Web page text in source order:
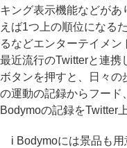
キング表示機能などがあ
えば1つ上の順位になる
るなどエンターテイメン
最近流行のTwitterと連携
ボタンを押すと、日々
の運動の記録からフード
Bodymoの記録をTwitter
i Bodymoには景品も用